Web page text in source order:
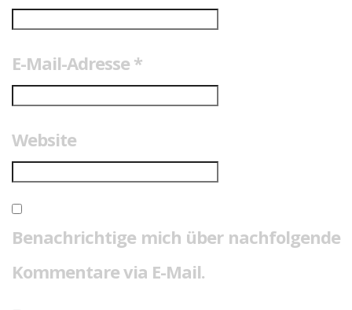
E-Mail-Adresse *
Website
Benachrichtige mich über nachfolgende
Kommentare via E-Mail.